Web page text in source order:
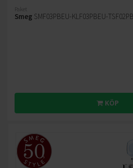
Paket
Smeg SMF03PBEU-KLF03PBEU-
KÖP